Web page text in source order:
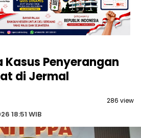
Kasus Penyerangan
di Jermal
18:51 WIB
286 view